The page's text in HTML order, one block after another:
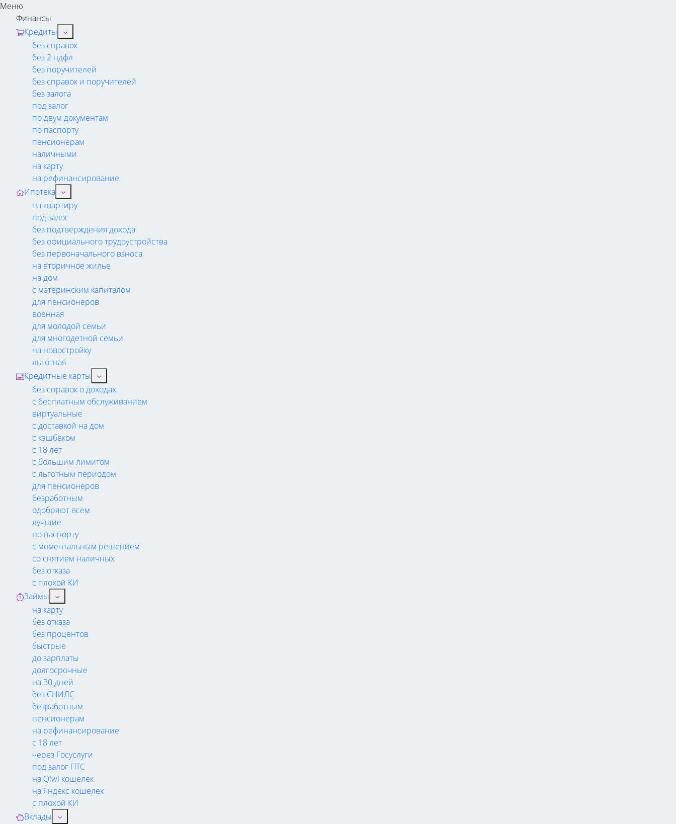
Меню
Финансы
Кредиты
без справок
без 2 ндфл
без поручителей
без справок и поручителей
без залога
под залог
по двум документам
по паспорту
пенсионерам
наличными
на карту
на рефинансирование
Ипотека
на квартиру
под залог
без подтверждения дохода
без официального трудоустройства
без первоначального взноса
на вторичное жилье
на дом
с материнским капиталом
для пенсионеров
военная
для молодой семьи
для многодетной семьи
на новостройку
льготная
Кредитные карты
без справок о доходах
с бесплатным обслуживанием
виртуальные
с доставкой на дом
с кэшбеком
с 18 лет
с большим лимитом
с льготным периодом
для пенсионеров
безработным
одобряют всем
лучшие
по паспорту
с моментальным решением
со снятием наличных
без отказа
с плохой КИ
Займы
на карту
без отказа
без процентов
быстрые
до зарплаты
долгосрочные
на 30 дней
без СНИЛС
безработным
пенсионерам
на рефинансирование
с 18 лет
через Госуслуги
под залог ПТС
на Qiwi кошелек
на Яндекс кошелек
с плохой КИ
Вклады